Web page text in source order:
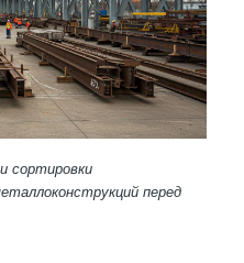
сортировки
перед